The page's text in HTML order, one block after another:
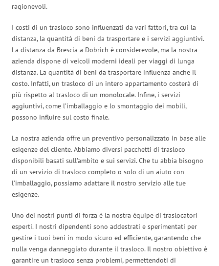
ragionevoli.
I costi di un trasloco sono influenzati da vari fattori, tra cui la
distanza, la quantità di beni da trasportare e i servizi aggiuntivi.
La distanza da Brescia a Dobrich è considerevole, ma la nostra
azienda dispone di veicoli moderni ideali per viaggi di lunga
distanza. La quantità di beni da trasportare influenza anche il
costo. Infatti, un trasloco di un intero appartamento costerà di
più rispetto al trasloco di un monolocale. Infine, i servizi
aggiuntivi, come l’imballaggio e lo smontaggio dei mobili,
possono influire sul costo finale.
La nostra azienda offre un preventivo personalizzato in base alle
esigenze del cliente. Abbiamo diversi pacchetti di trasloco
disponibili basati sull’ambito e sui servizi. Che tu abbia bisogno
di un servizio di trasloco completo o solo di un aiuto con
l’imballaggio, possiamo adattare il nostro servizio alle tue
esigenze.
Uno dei nostri punti di forza è la nostra équipe di traslocatori
esperti. I nostri dipendenti sono addestrati e sperimentati per
gestire i tuoi beni in modo sicuro ed efficiente, garantendo che
nulla venga danneggiato durante il trasloco. Il nostro obiettivo è
garantire un trasloco senza problemi, permettendoti di